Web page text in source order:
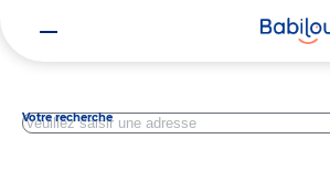
Votre recherche